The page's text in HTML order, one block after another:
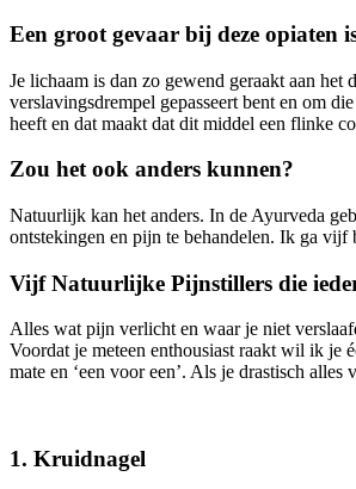
Een groot gevaar bij deze opiaten
Je lichaam is dan zo gewend geraakt aan het
verslavingsdrempel gepasseert bent en om
heeft en dat maakt dat dit middel een flinke
Zou het ook anders kunnen?
Natuurlijk kan het anders. In de Ayurveda
ontstekingen en pijn te behandelen. Ik ga vijf
Vijf Natuurlijke Pijnstillers die
Alles wat pijn verlicht en waar je niet
Voordat je meteen enthousiast raakt wil ik je
mate en ‘een voor een’. Als je drastisch
1. Kruidnagel